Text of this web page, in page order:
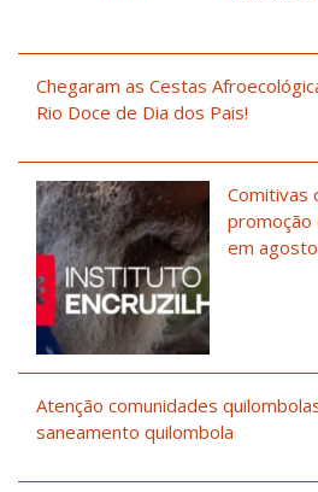
Chegaram as Cestas
Rio Doce de Dia dos Pais!
Comitivas
promoção
em
Atenção comunidades
saneamento quilombola